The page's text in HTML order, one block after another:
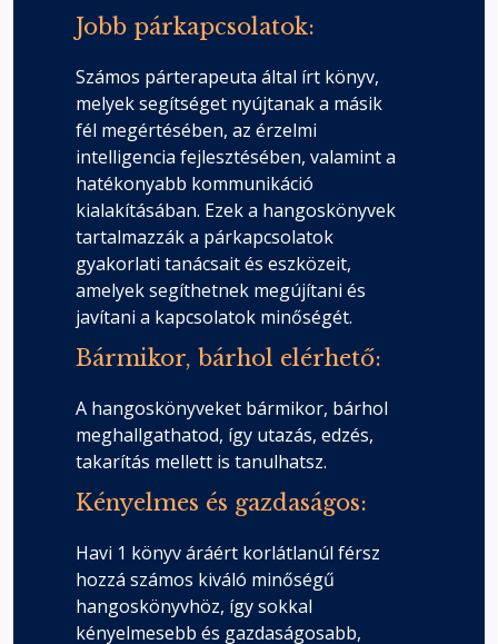
Jobb párkapcsolatok:
Számos párterapeuta által írt könyv,
melyek segítséget nyújtanak a másik
fél megértésében, az érzelmi
intelligencia fejlesztésében, valamint a
hatékonyabb kommunikáció
kialakításában. Ezek a hangoskönyvek
tartalmazzák a párkapcsolatok
gyakorlati tanácsait és eszközeit,
amelyek segíthetnek megújítani és
javítani a kapcsolatok minőségét.
Bármikor, bárhol elérhető:
A hangoskönyveket bármikor, bárhol
meghallgathatod, így utazás, edzés,
takarítás mellett is tanulhatsz.
Kényelmes és gazdaságos:
Havi 1 könyv áráért korlátlanúl férsz
hozzá számos kiváló minőségű
hangoskönyvhöz, így sokkal
kényelmesebb és gazdaságosabb,